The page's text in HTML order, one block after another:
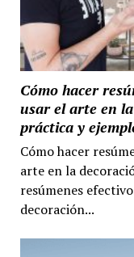
Cómo hacer
usar el arte en
práctica y
Cómo hacer
arte en la
resúmenes
decoración...